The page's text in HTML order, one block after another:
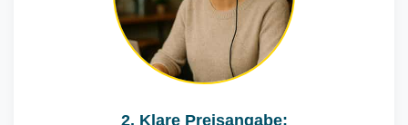
2. Klare Preisangabe: